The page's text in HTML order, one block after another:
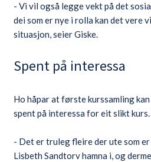
- Vi vil også legge vekt på det
dei som er nye i rolla kan det vere
situasjon, seier Giske.
Spent på interessa
Ho håpar at første kurssamling
spent på interessa for eit slikt kurs.
- Det er truleg fleire der ute som
Lisbeth Sandtorv hamna i, og